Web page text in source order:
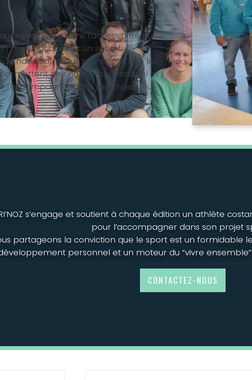
s’engager dans l’accessibilité du
partenariat avec un sportif
handicap. Nous souhaitons que les
de financer du matériel et /
l'accompagner dans ses projets ou
s’engage et soutient à chaque édition un athlète
pour l’accompagner dans son projet
partageons la conviction que le sport est un formidable
personnel et un moteur du “vivre
CONTACTEZ-NOUS